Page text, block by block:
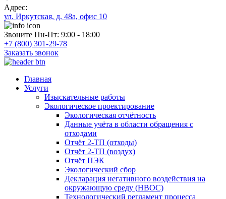
Адрес:
ул. Иркутская, д. 48а, офис 10
Звоните Пн-Пт: 9:00 - 18:00
+7 (800) 301-29-78
Заказать звонок
Главная
Услуги
Изыскательные работы
Экологическое проектирование
Экологическая отчётность
Данные учёта в области обращения с
отходами
Отчёт 2-ТП (отходы)
Отчёт 2-ТП (воздух)
Отчёт ПЭК
Экологический сбоp
Декларация негативного воздействия на
окружающую среду (НВОС)
Технологический регламент процесса